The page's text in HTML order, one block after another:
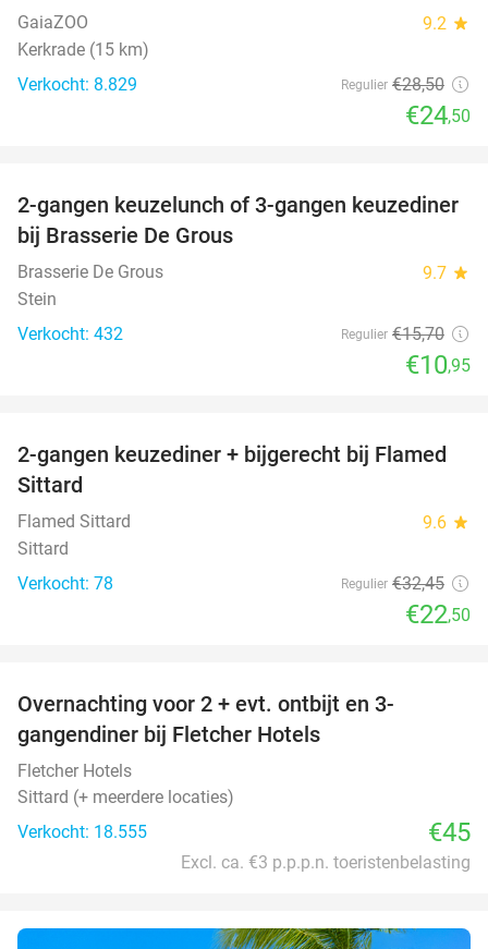
GaiaZOO 9.2 star
Kerkrade (15 km)
Verkocht: 8.829
Regulier €28,50
€24,50
30%
2-gangen keuzelunch of 3-gangen keuzediner
bij Brasserie De Grous
Brasserie De Grous 9.7 star
Stein
Verkocht: 432
Regulier €15,70
€10,95
31%
2-gangen keuzediner + bijgerecht bij Flamed
Sittard
Flamed Sittard 9.6 star
Sittard
Verkocht: 78
Regulier €32,45
€22,50
Overnachting voor 2 + evt. ontbijt en 3-
gangendiner bij Fletcher Hotels
Fletcher Hotels
Sittard (+ meerdere locaties)
Verkocht: 18.555
€45
Excl. ca. €3 p.p.p.n. toeristenbelasting